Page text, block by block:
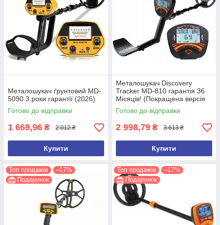
Металошукач ґрунтовий MD-
5090 3 роки гарантії (2026)
Готово до відправки
1 669,96 ₴ 2 012 ₴
Купити
Металошукач Discovery
Tracker MD-810 гарантія 36
Місяців! (Покращена версія
2026 року)
Готово до відправки
2 998,79 ₴ 3 613 ₴
Купити
Топ продажів
–17%
Подарунок
Топ продажів
–17%
Подарунок